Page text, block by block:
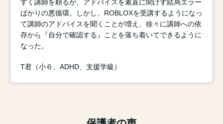
すく講師を頼るが、アドバイスを素直に聞けず結局エラー
ばかりの悪循環。しかし、ROBLOXを受講するようになっ
て講師のアドバイスを聞くことが増え、徐々に講師への依
存から『自分で確認する』ことを落ち着いてできるように
なった。
T君（小６、ADHD、支援学級）